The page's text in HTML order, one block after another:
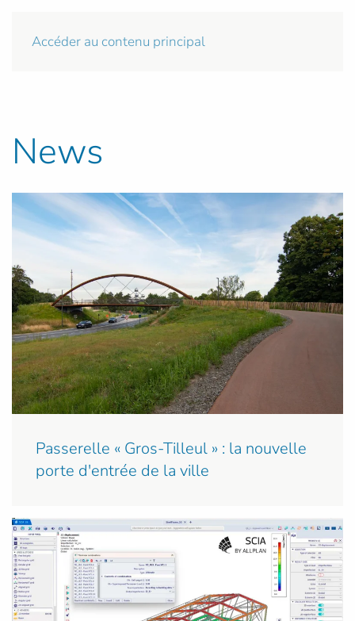
Accéder au contenu principal
News
Passerelle « Gros-Tilleul » : la nouvelle
porte d'entrée de la ville